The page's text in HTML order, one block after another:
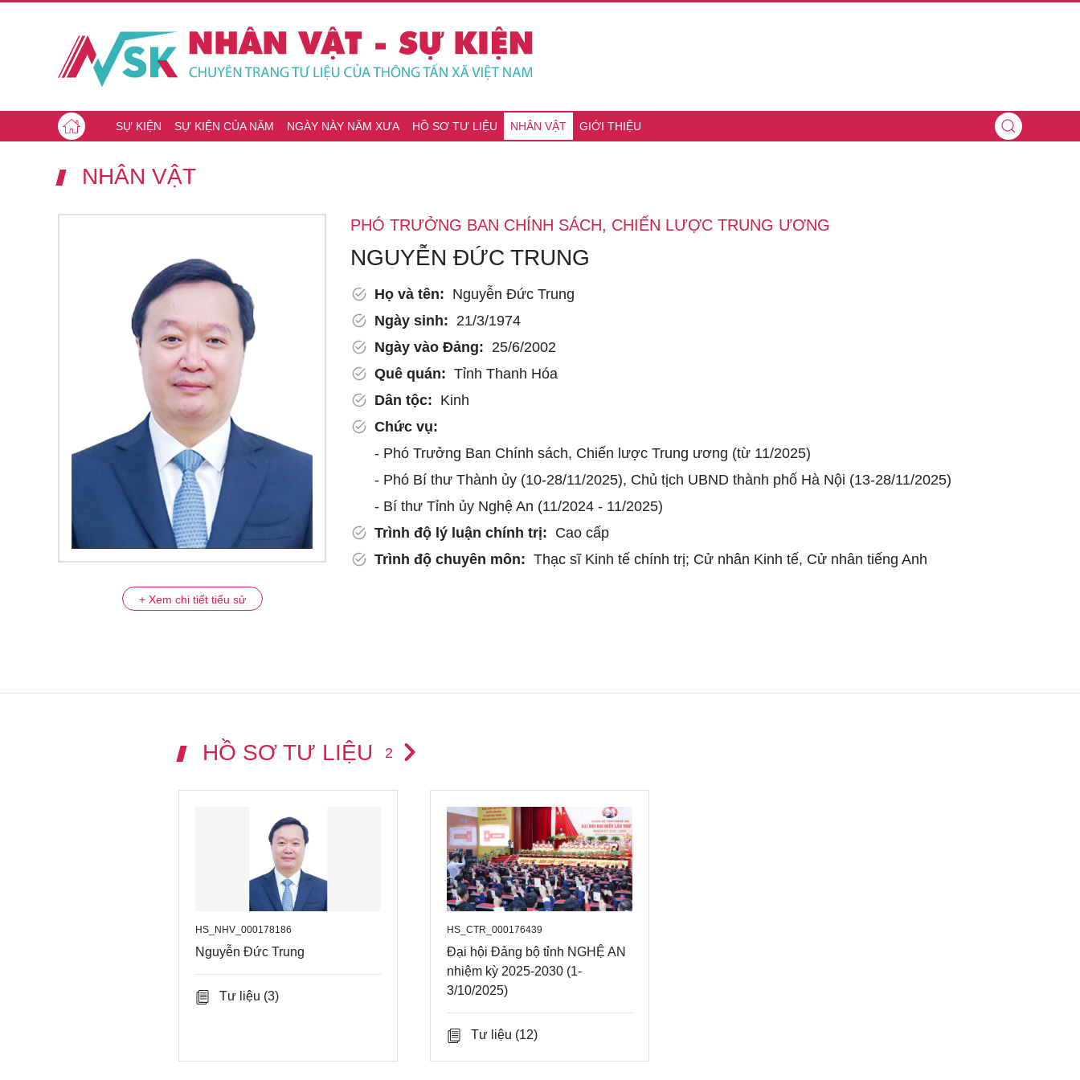
SỰ KIỆN SỰ KIỆN CỦA NĂM NGÀY NÀY NĂM XƯA HỒ SƠ TƯ LIỆU NHÂN VẬT GIỚI THIỆU
NHÂN VẬT
+ Xem chi tiết tiểu sử
PHÓ TRƯỞNG BAN CHÍNH SÁCH, CHIẾN LƯỢC TRUNG ƯƠNG
NGUYỄN ĐỨC TRUNG
Họ và tên: Nguyễn Đức Trung
Ngày sinh: 21/3/1974
Ngày vào Đảng: 25/6/2002
Quê quán: Tỉnh Thanh Hóa
Dân tộc: Kinh
Chức vụ:
- Phó Trưởng Ban Chính sách, Chiến lược Trung ương (từ 11/2025)
- Phó Bí thư Thành ủy (10-28/11/2025), Chủ tịch UBND thành phố Hà Nội (13-28/11/2025)
- Bí thư Tỉnh ủy Nghệ An (11/2024 - 11/2025)
Trình độ lý luận chính trị: Cao cấp
Trình độ chuyên môn: Thạc sĩ Kinh tế chính trị; Cử nhân Kinh tế, Cử nhân tiếng Anh
HỒ SƠ TƯ LIỆU 2
HS_NHV_000178186
Nguyễn Đức Trung
Tư liệu (3)
HS_CTR_000176439
Đại hội Đảng bộ tỉnh NGHỆ AN
nhiệm kỳ 2025-2030 (1-
3/10/2025)
Tư liệu (12)